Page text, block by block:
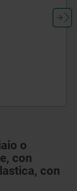
o
con
con